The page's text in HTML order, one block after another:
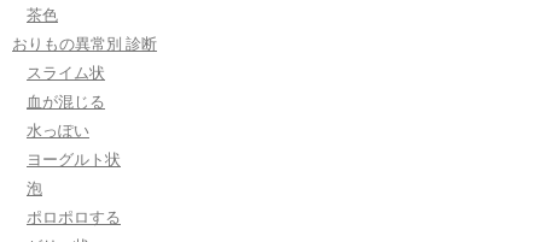
茶色
おりもの異常別 診断
スライム状
血が混じる
水っぽい
ヨーグルト状
泡
ポロポロする